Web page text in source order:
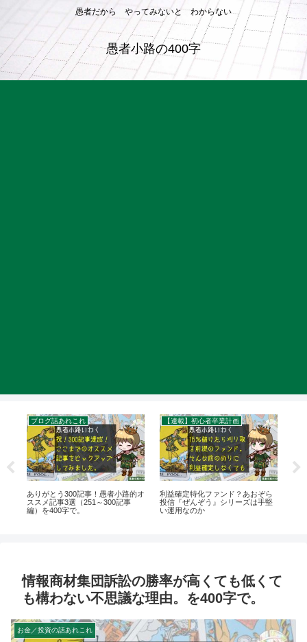
愚者だから やってみないと わからない
愚者小路の400字
ブログ話あれこれ
ありがとう300記事！愚者小路的オ
ススメ記事3選（251～300記事
編）を400字で。
【連載】初心者卒業計画
利益確定特化ファンド？あおぞら
投信『ぜんぞう』シリーズは手堅
い運用なのか
情報商材集団訴訟の勝率が高くても低くて
も構わない不思議な理由。を400字で。
お金／投資の話あれこれ